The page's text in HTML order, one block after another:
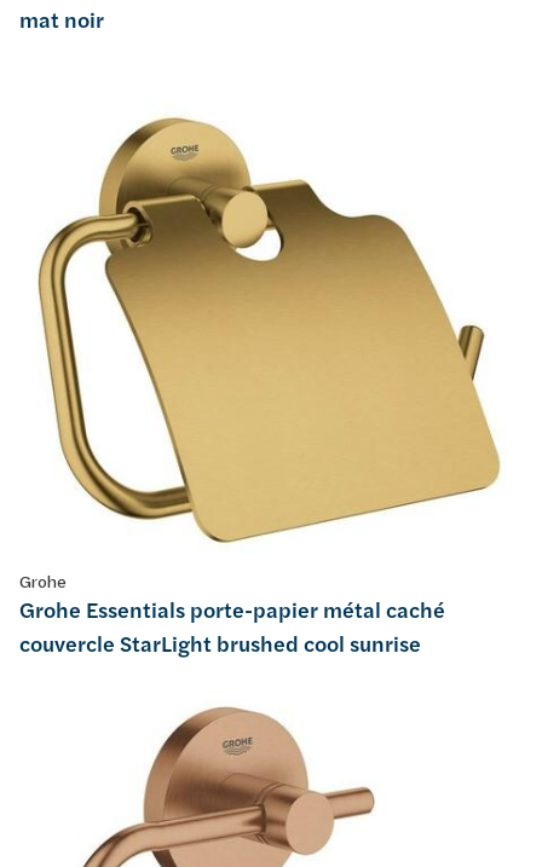
mat noir
Grohe
Grohe Essentials porte-papier métal caché
couvercle StarLight brushed cool sunrise